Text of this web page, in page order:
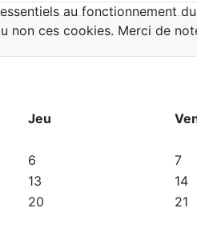
Jeu
6 7
13 14
20 21
au fonctionnement
ces cookies. Merci de